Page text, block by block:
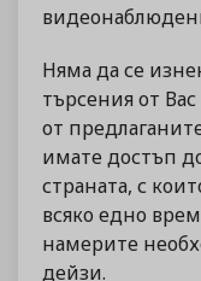
Няма да се
търсения от
от
имате достъп
страната, с
всяко едно
намерите
дейзи.